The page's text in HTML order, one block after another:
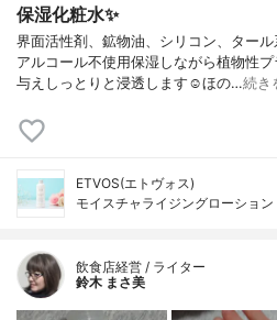
保湿化粧水✨
界面活性剤、鉱物油、シリコン、タール
アルコール不使用保湿しながら植物性
与えしっとりと浸透します☺︎ほの…続き
ETVOS(エトヴォス)
モイスチャライジングローション
飲食店経営 / ライター
鈴木 まさ美